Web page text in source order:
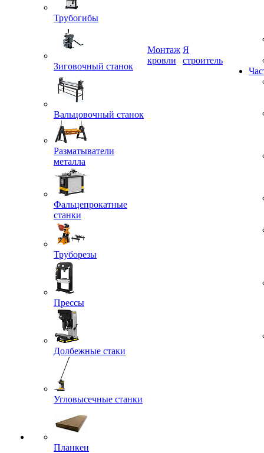
Трубогибы
Зиговочный станок
Вальцовочный станок
Разматыватели
металла
Фальцепрокатные
станки
Труборезы
Прессы
Долбежные стаки
Угловысечные станки
Планкен
Монтаж
кровли
Я
строитель